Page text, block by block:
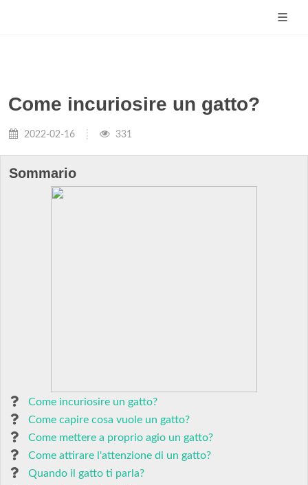
Come incuriosire un gatto?
2022-02-16 331
Sommario
Come incuriosire un gatto?
Come capire cosa vuole un gatto?
Come mettere a proprio agio un gatto?
Come attirare l'attenzione di un gatto?
Quando il gatto ti parla?